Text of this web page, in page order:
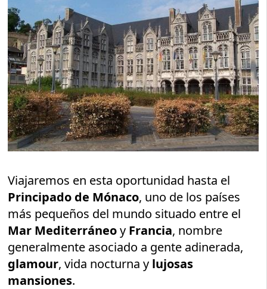
Viajaremos en esta oportunidad hasta el
Principado de Mónaco, uno de los países
más pequeños del mundo situado entre el
Mar Mediterráneoy Francia, nombre
generalmente asociado a gente adinerada,
glamour, vida nocturna y lujosas
mansiones.